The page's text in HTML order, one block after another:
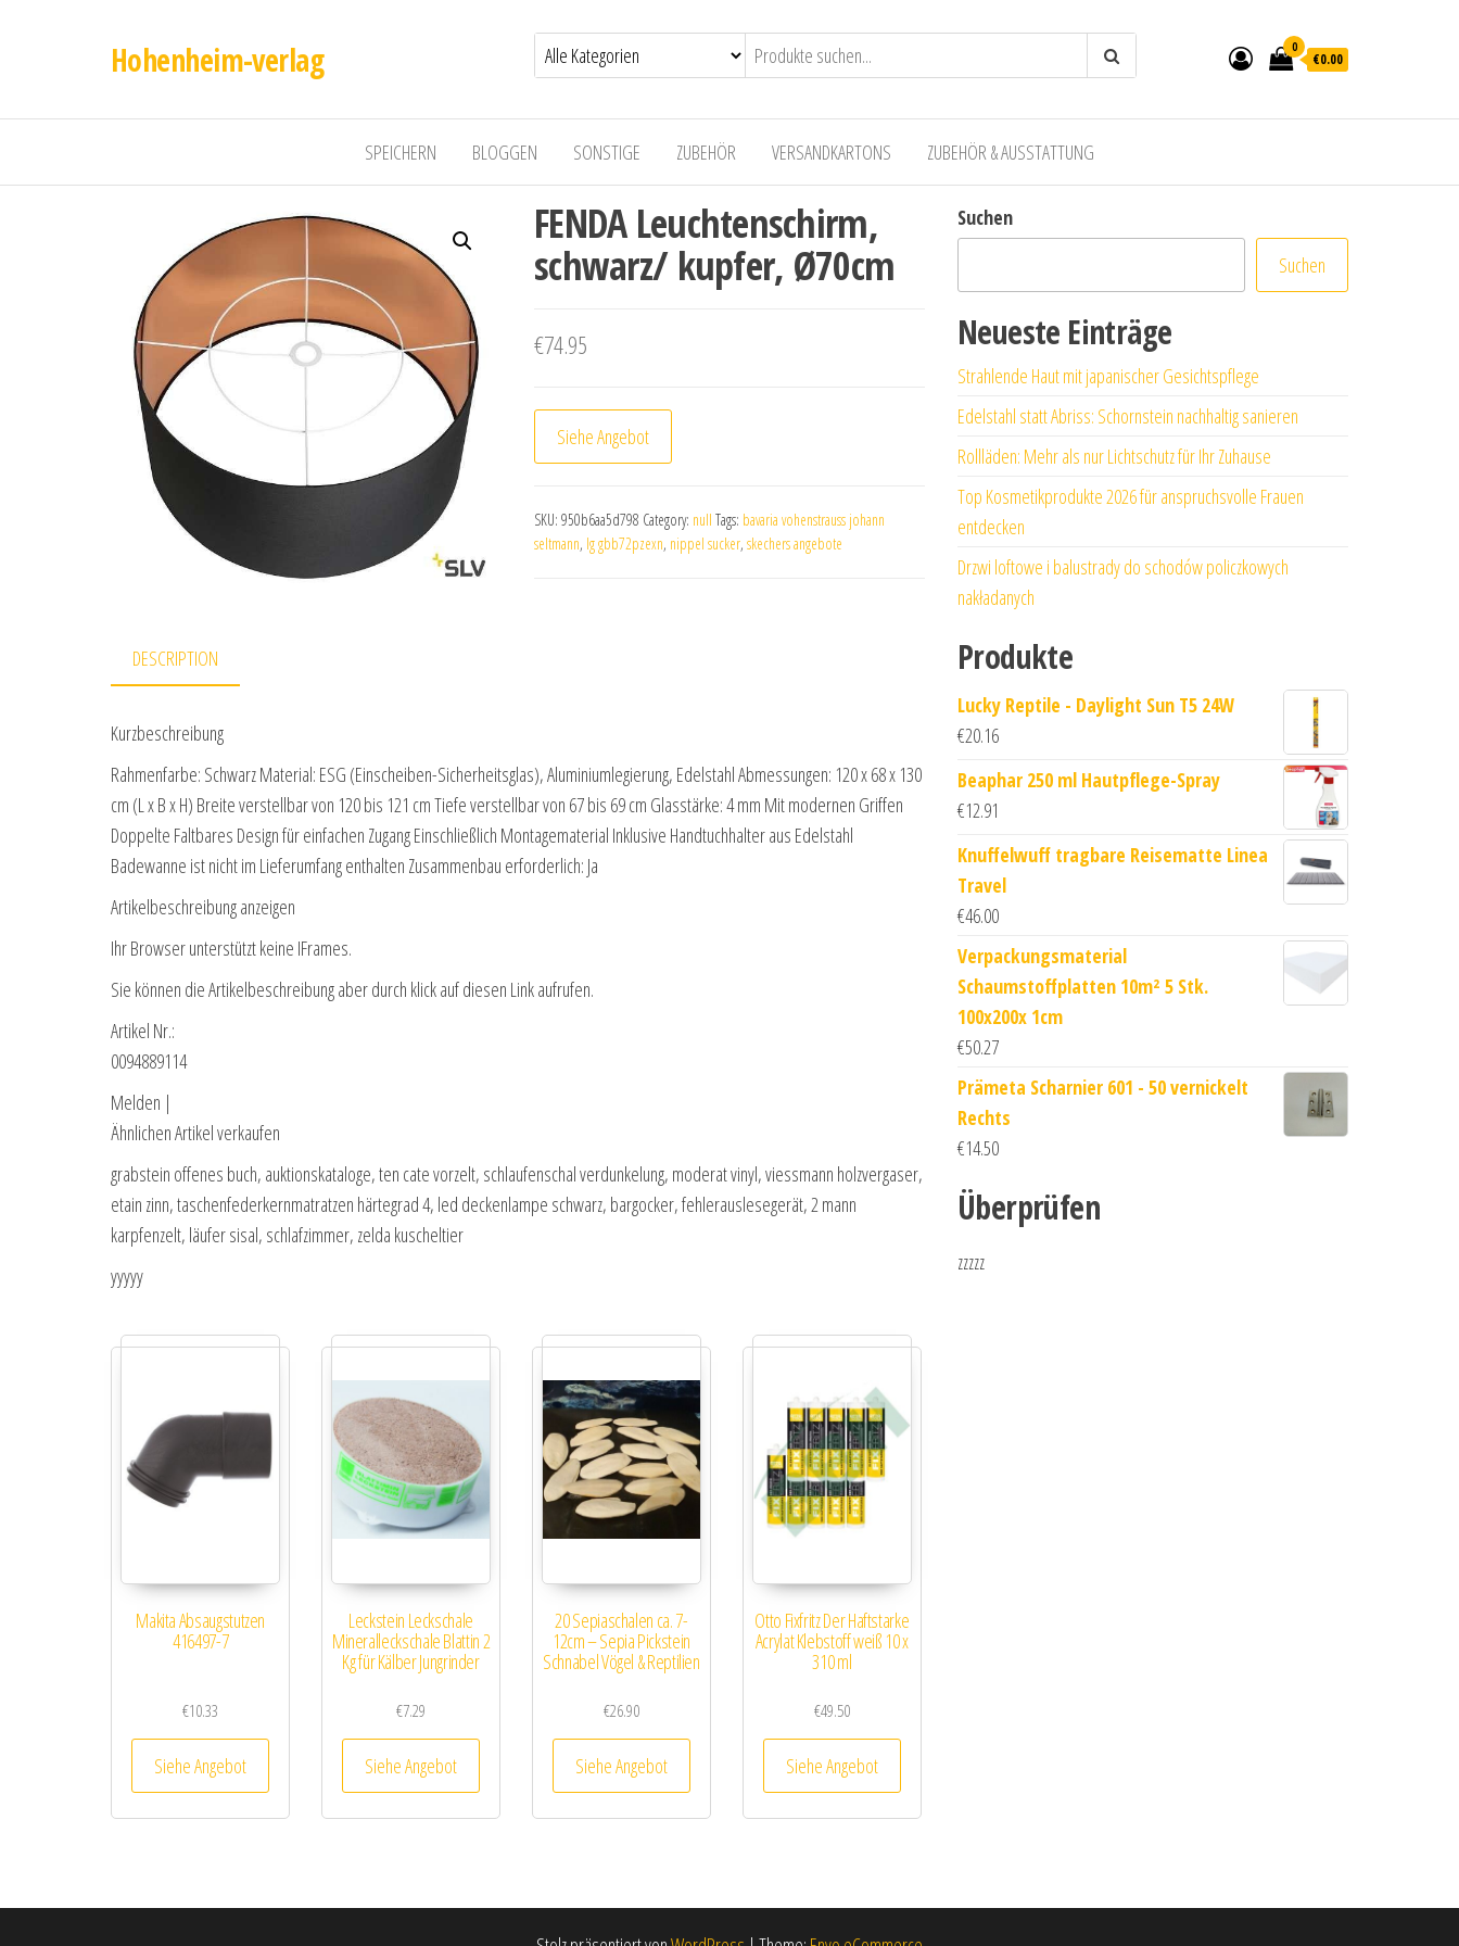
Hohenheim-verlag 0
€0.00
SPEICHERN BLOGGEN SONSTIGE ZUBEHÖR VERSANDKARTONS ZUBEHÖR & AUSSTATTUNG
FENDA Leuchtenschirm,
schwarz/ kupfer, Ø70cm
€74.95
Siehe Angebot
SKU: 950b6aa5d798 Category: null Tags: bavaria vohenstrauss johann
seltmann, lg gbb72pzexn, nippel sucker, skechers angebote
DESCRIPTION
Kurzbeschreibung
Rahmenfarbe: Schwarz Material: ESG (Einscheiben-Sicherheitsglas), Aluminiumlegierung, Edelstahl Abmessungen: 120 x 68 x 130
cm (L x B x H) Breite verstellbar von 120 bis 121 cm Tiefe verstellbar von 67 bis 69 cm Glasstärke: 4 mm Mit modernen Griffen
Doppelte Faltbares Design für einfachen Zugang Einschließlich Montagematerial Inklusive Handtuchhalter aus Edelstahl
Badewanne ist nicht im Lieferumfang enthalten Zusammenbau erforderlich: Ja
Artikelbeschreibung anzeigen
Ihr Browser unterstützt keine IFrames.
Sie können die Artikelbeschreibung aber durch klick auf diesen Link aufrufen.
Artikel Nr.:
0094889114
Melden |
Ähnlichen Artikel verkaufen
grabstein offenes buch, auktionskataloge, ten cate vorzelt, schlaufenschal verdunkelung, moderat vinyl, viessmann holzvergaser,
etain zinn, taschenfederkernmatratzen härtegrad 4, led deckenlampe schwarz, bargocker, fehlerauslesegerät, 2 mann
karpfenzelt, läufer sisal, schlafzimmer, zelda kuscheltier
yyyyy
Makita Absaugstutzen
416497-7
€10.33
Siehe Angebot
Leckstein Leckschale
Mineralleckschale Blattin 2
Kg für Kälber Jungrinder
€7.29
Siehe Angebot
20 Sepiaschalen ca. 7-
12cm – Sepia Pickstein
Schnabel Vögel & Reptilien
€26.90
Siehe Angebot
Otto Fixfritz Der Haftstarke
Acrylat Klebstoff weiß 10 x
310 ml
€49.50
Siehe Angebot
Suchen
Suchen
Neueste Einträge
Strahlende Haut mit japanischer Gesichtspflege
Edelstahl statt Abriss: Schornstein nachhaltig sanieren
Rollläden: Mehr als nur Lichtschutz für Ihr Zuhause
Top Kosmetikprodukte 2026 für anspruchsvolle Frauen
entdecken
Drzwi loftowe i balustrady do schodów policzkowych
nakładanych
Produkte
Lucky Reptile - Daylight Sun T5 24W
€20.16
Beaphar 250 ml Hautpflege-Spray
€12.91
Knuffelwuff tragbare Reisematte Linea
Travel
€46.00
Verpackungsmaterial
Schaumstoffplatten 10m² 5 Stk.
100x200x 1cm
€50.27
Prämeta Scharnier 601 - 50 vernickelt
Rechts
€14.50
Überprüfen
zzzzz